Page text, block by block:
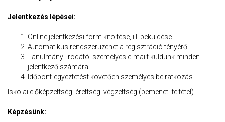
Jelentkezés lépései:
Online jelentkezési form kitöltése, ill. beküldése
Automatikus rendszerüzenet a regisztráció tényéről
Tanulmányi irodától személyes e-mailt küldünk minden
jelentkező számára
Időpont-egyeztetést követően személyes beiratkozás
Iskolai előképzettség: érettségi végzettség (bemeneti feltétel)
Képzésünk: